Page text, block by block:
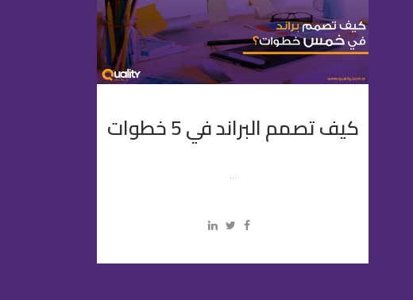
كيف تصمم البراند في 5 خطوات
...